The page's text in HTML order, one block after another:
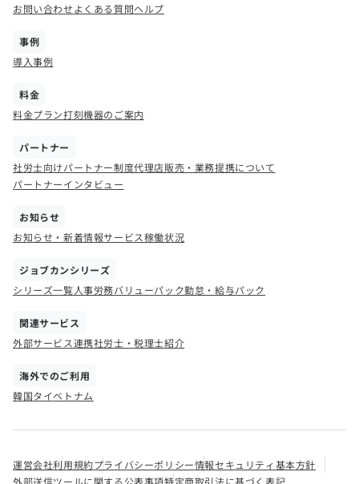
お問い合わせよくある質問ヘルプ
事例
導入事例
料金
料金プラン打刻機器のご案内
パートナー
社労士向けパートナー制度代理店販売・業務提携について
パートナーインタビュー
お知らせ
お知らせ・新着情報サービス稼働状況
ジョブカンシリーズ
シリーズ一覧人事労務バリューパック勤怠・給与パック
関連サービス
外部サービス連携社労士・税理士紹介
海外でのご利用
韓国タイベトナム
運営会社利用規約プライバシーポリシー情報セキュリティ基本方針
外部送信ツールに関する公表事項特定商取引法に基づく表記